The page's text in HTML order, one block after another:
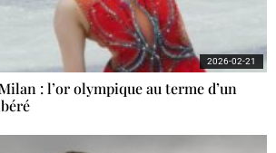
: l’or olympique au terme d’un
2026-02-21